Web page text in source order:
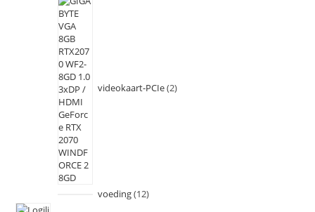
videokaart-PCIe 2
voeding 12